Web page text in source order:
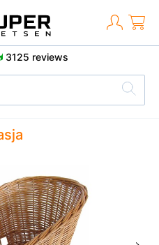
3125 reviews
positieve reviews